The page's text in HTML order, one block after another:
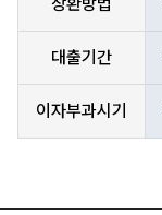
대출기간
이자부과시기